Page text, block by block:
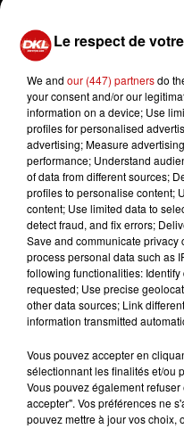
LES AUTRES
31 juillet
mois de
Le respect de
We and our (447) partnersdo
your consent and/or our
information on a device; Use
profiles for personalised
advertising; Measure
performance; Understand
of data from different sources;
profiles to personalise content;
content; Use limited data to
detect fraud, and fix errors;
Save and communicate
process personal data such as
following functionalities:
requested; Use precise
other data sources; Link
information transmitted
Vous pouvez accepter en
sélectionnant les finalités et/ou
Vous pouvez également
accepter". Vos préférences ne
pouvez mettre à jour vos choix,